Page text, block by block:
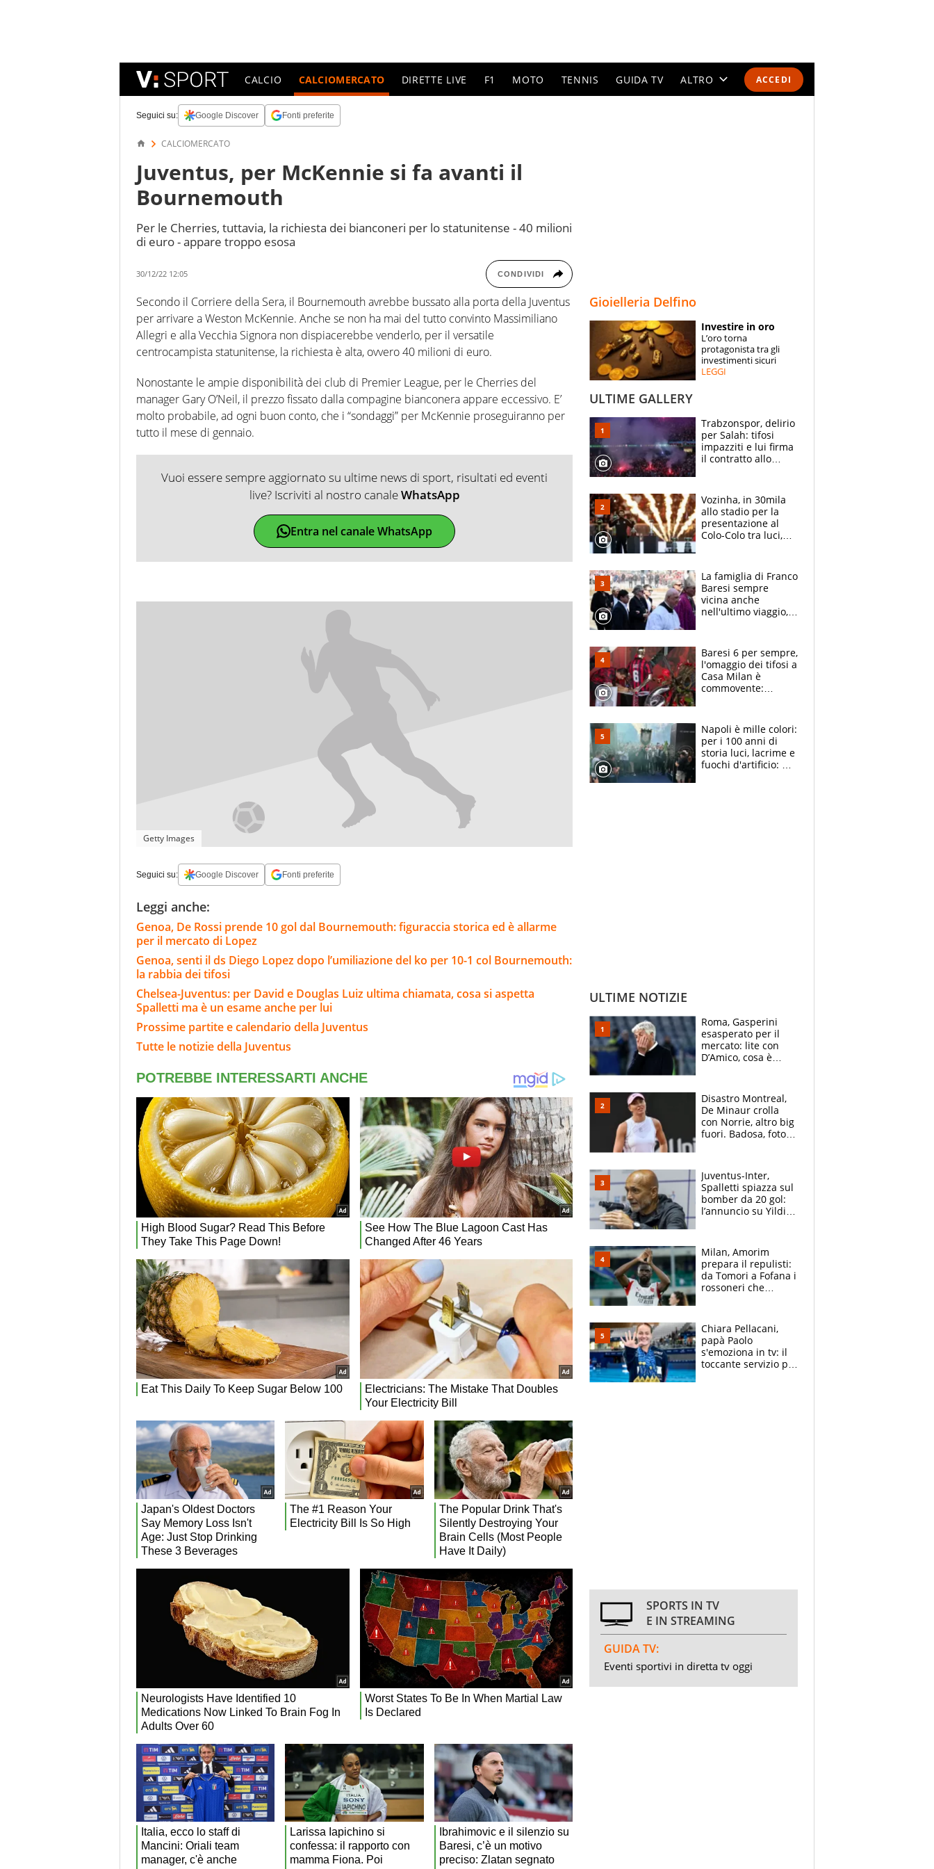
ACCEDI
CALCIO CALCIOMERCATO DIRETTE LIVE F1 MOTO TENNIS GUIDA TV ALTRO
SPECIALI
ESPERTI
Seguici su: Google Discover Fonti preferite
CALCIOMERCATO
Juventus, per McKennie si fa avanti il
Bournemouth
Per le Cherries, tuttavia, la richiesta dei bianconeri per lo statunitense - 40 milioni
di euro - appare troppo esosa
30/12/22 12:05 CONDIVIDI
Secondo il Corriere della Sera, il Bournemouth avrebbe bussato alla porta della Juventus
per arrivare a Weston McKennie. Anche se non ha mai del tutto convinto Massimiliano
Allegri e alla Vecchia Signora non dispiacerebbe venderlo, per il versatile
centrocampista statunitense, la richiesta è alta, ovvero 40 milioni di euro.
Nonostante le ampie disponibilità dei club di Premier League, per le Cherries del
manager Gary O’Neil, il prezzo fissato dalla compagine bianconera appare eccessivo. E’
molto probabile, ad ogni buon conto, che i “sondaggi” per McKennie proseguiranno per
tutto il mese di gennaio.
Vuoi essere sempre aggiornato su ultime news di sport, risultati ed eventi
live? Iscriviti al nostro canaleWhatsApp
Entra nel canale WhatsApp
Getty Images
Seguici su: Google Discover Fonti preferite
Leggi anche:
Genoa, De Rossi prende 10 gol dal Bournemouth: figuraccia storica ed è allarme
per il mercato di Lopez
Genoa, senti il ds Diego Lopez dopo l’umiliazione del ko per 10-1 col Bournemouth:
la rabbia dei tifosi
Chelsea-Juventus: per David e Douglas Luiz ultima chiamata, cosa si aspetta
Spalletti ma è un esame anche per lui
Prossime partite e calendario della Juventus
Tutte le notizie della Juventus
Gioielleria Delfino
Investire in oro
L’oro torna
protagonista tra gli
investimenti sicuri
LEGGI
ULTIME GALLERY
Trabzonspor, delirio
per Salah: tifosi
impazziti e lui firma
il contratto allo
Vozinha, in 30mila
allo stadio per la
presentazione al
Colo-Colo tra luci,
La famiglia di Franco
Baresi sempre
vicina anche
nell'ultimo viaggio,
circondati
dall'affetto dei tifosi
Baresi 6 per sempre,
l'omaggio dei tifosi a
Casa Milan è
commovente:
bigliettini
Napoli è mille colori:
per i 100 anni di
storia luci, lacrime e
fuochi d'artificio: De
ULTIME NOTIZIE
Roma, Gasperini
esasperato per il
mercato: lite con
D’Amico, cosa è
Disastro Montreal,
De Minaur crolla
con Norrie, altro big
fuori. Badosa, foto
Juventus-Inter,
Spalletti spiazza sul
bomber da 20 gol:
l’annuncio su Yildiz
Milan, Amorim
prepara il repulisti:
da Tomori a Fofana i
rossoneri che
Chiara Pellacani,
papà Paolo
s'emoziona in tv: il
toccante servizio per
SPORTS IN TV
E IN STREAMING
GUIDA TV:
Eventi sportivi in diretta tv oggi